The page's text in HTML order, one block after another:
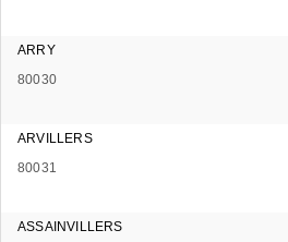
ARRY
80030
ARVILLERS
80031
ASSAINVILLERS